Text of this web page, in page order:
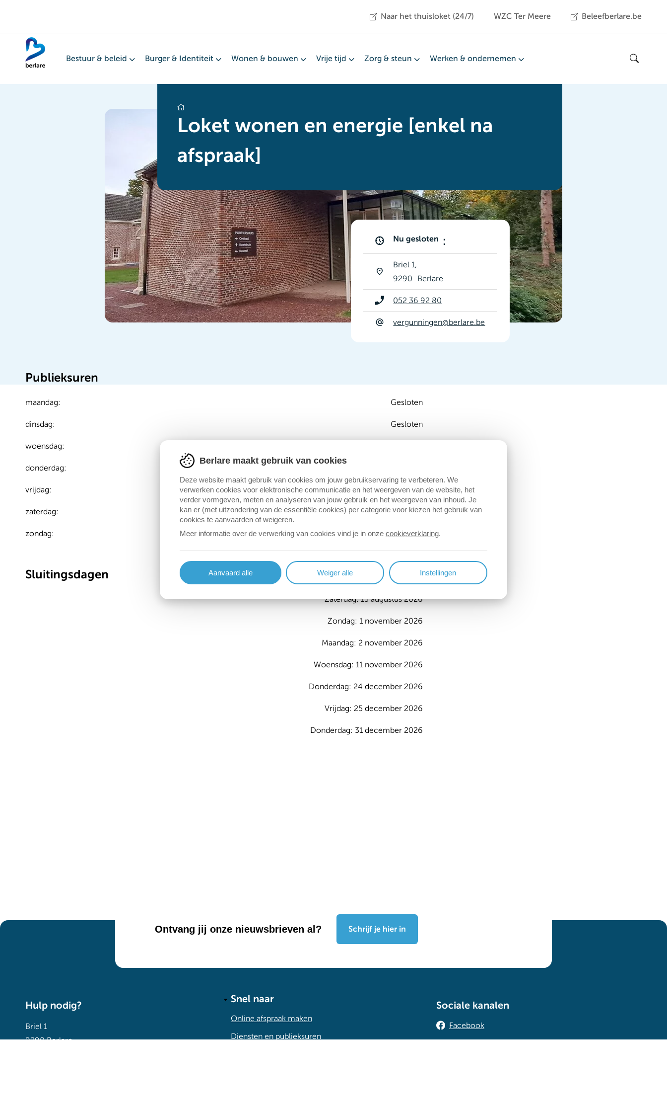
naar
Naar het thuisloket (24/7) WZC Ter Meere Beleefberlare.be
Bestuur & beleid Burger & Identiteit Wonen & bouwen Vrije tijd Zorg & steun Werken & ondernemen
Zoeken
kasteel berlare portiershuis
Loket wonen en energie [enkel na
afspraak]
Nu gesloten :
Briel 1
9290
Berlare
052 36 92 80
vergunningen@berlare.be
Publieksuren
maandag: Gesloten
dinsdag: Gesloten
woensdag:
donderdag:
vrijdag: Gesloten
zaterdag: Gesloten
zondag: Gesloten
Sluitingsdagen
Zaterdag: 15 augustus 2026
Zondag: 1 november 2026
Maandag: 2 november 2026
Woensdag: 11 november 2026
Donderdag: 24 december 2026
Vrijdag: 25 december 2026
Donderdag: 31 december 2026
Ontvang jij onze nieuwsbrieven al? Schrijf je hier in
Hulp nodig?
Briel 1
9290 Berlare
Snel naar
Online afspraak maken
Diensten en publieksuren
Sociale kanalen
Facebook
Berlare maakt gebruik van cookies
Deze website maakt gebruik van cookies om jouw gebruikservaring te verbeteren. We
verwerken cookies voor elektronische communicatie en het weergeven van de website, het
verder vormgeven, meten en analyseren van jouw gebruik en het weergeven van inhoud. Je
kan er (met uitzondering van de essentiële cookies) per categorie voor kiezen het gebruik van
cookies te aanvaarden of weigeren.
Meer informatie over de verwerking van cookies vind je in onze cookieverklaring.
Aanvaard alle Weiger alle Instellingen